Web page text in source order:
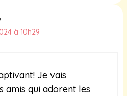
à 10h29
Je vais
amis qui adorent les